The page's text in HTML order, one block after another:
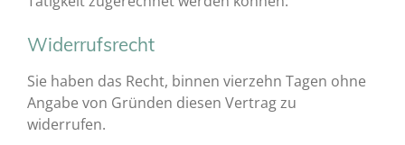
Widerrufsrecht
Sie haben das Recht, binnen vierzehn Tagen ohne
Angabe von Gründen diesen Vertrag zu
widerrufen.